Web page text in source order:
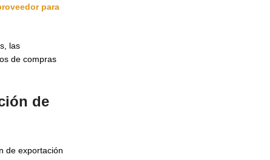
para
las
de compras
de
de exportación